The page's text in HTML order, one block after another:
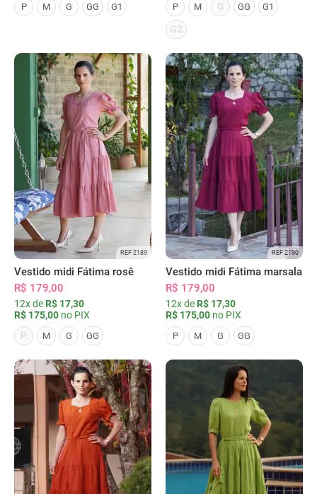
P M G GG G1 P M G GG G1
G2
REF 2189
Vestido midi Fátima rosê
R$ 179,00
12x de R$ 17,30
R$ 175,00 no PIX
P
M G GG
REF 2190
Vestido midi Fátima marsala
R$ 179,00
12x de R$ 17,30
R$ 175,00 no PIX
P M G GG